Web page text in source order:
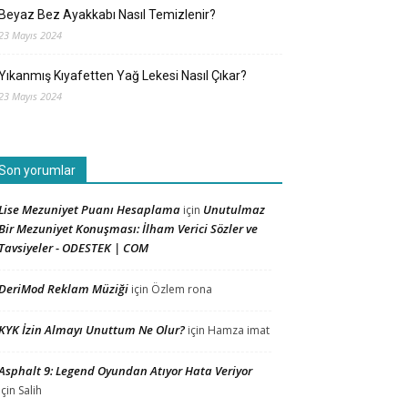
Bez Ayakkabı Nasıl Temizlenir?
Mayıs 2024
Kıyafetten Yağ Lekesi Nasıl Çıkar?
Mayıs 2024
yorumlar
Mezuniyet Puanı Hesaplama için Unutulmaz
Mezuniyet Konuşması: İlham Verici Sözler ve
- ODESTEK | COM
Reklam Müziği için Özlem rona
İzin Almayı Unuttum Ne Olur? için Hamza imat
9: Legend Oyundan Atıyor Hata Veriyor
Salih